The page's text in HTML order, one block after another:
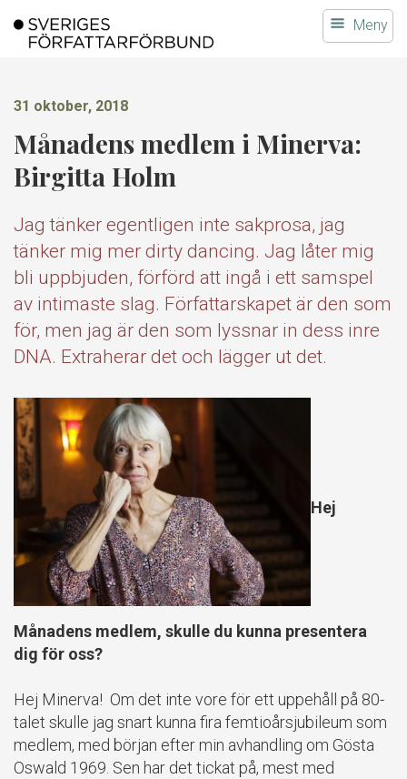
till
Meny
31 oktober, 2018
Månadens medlem i Minerva:
Birgitta Holm
Jag tänker egentligen inte sakprosa, jag
tänker mig mer dirty dancing. Jag låter mig
bli uppbjuden, förförd att ingå i ett samspel
av intimaste slag. Författarskapet är den som
för, men jag är den som lyssnar in dess inre
DNA. Extraherar det och lägger ut det.
Hej
Månadens medlem, skulle du kunna presentera
dig för oss?
Hej Minerva! Om det inte vore för ett uppehåll på 80-
talet skulle jag snart kunna fira femtioårsjubileum som
medlem, med början efter min avhandling om Gösta
Oswald 1969. Sen har det tickat på, mest med